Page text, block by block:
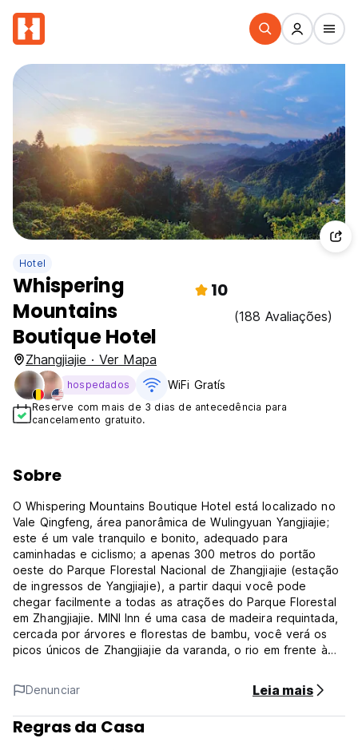
Hotel
Whispering
Mountains
Boutique Hotel
10
(188 Avaliações)
Zhangjiajie · Ver Mapa
hospedados WiFi Gratís
Reserve com mais de 3 dias de antecedência para
cancelamento gratuito.
Sobre
O Whispering Mountains Boutique Hotel está localizado no
Vale Qingfeng, área panorâmica de Wulingyuan Yangjiajie;
este é um vale tranquilo e bonito, adequado para
caminhadas e ciclismo; a apenas 300 metros do portão
oeste do Parque Florestal Nacional de Zhangjiajie (estação
de ingressos de Yangjiajie), a partir daqui você pode
chegar facilmente a todas as atrações do Parque Florestal
em Zhangjiajie. MINI Inn é uma casa de madeira requintada,
cercada por árvores e florestas de bambu, você verá os
picos únicos de Zhangjiajie da varanda, o rio em frente à
pássaros. Se você é uma pessoa tranquila e próxima da
natureza, venha para cá! Você nunca vai se arrepender!
Temos quatorze quartos aconchegantes e confortáveis,
Denunciar Leia mais
Regras da Casa